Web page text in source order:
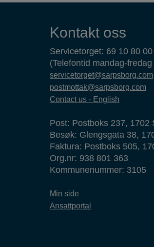
Kontakt oss
Servicetorget: 69 10 80 00
(Telefontid mandag-
servicetorget@sarpsborg.com
postmottak@sarpsborg.com
Contact us - English
Post: Postboks 237, 1702
Besøk: Glengsgata 38,
Faktura: Postboks 505,
Org.nr: 938 801 363
Kommunenummer: 3105
Min side
Ansattportal